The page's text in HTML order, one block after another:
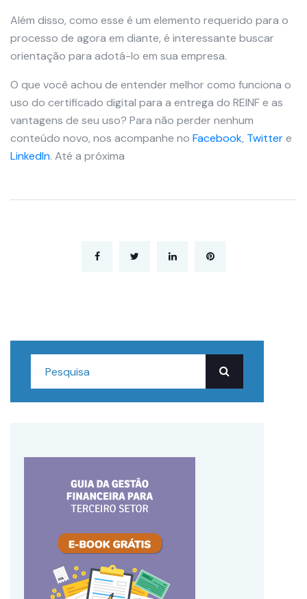
Além disso, como esse é um elemento requerido para o
processo de agora em diante, é interessante buscar
orientação para adotá-lo em sua empresa.
O que você achou de entender melhor como funciona o
uso do certificado digital para a entrega do REINF e as
vantagens de seu uso? Para não perder nenhum
conteúdo novo, nos acompanhe no Facebook, Twittere
LinkedIn. Até a próxima